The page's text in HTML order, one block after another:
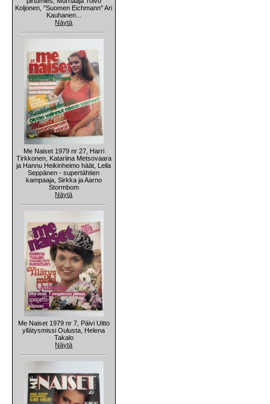
Koljonen, "Suomen Eichmann" Ari
Kauhanen...
Näytä
Me Naiset 1979 nr 27, Harri
Tirkkonen, Katariina Metsovaara
ja Hannu Heikinheimo häät, Leila
Seppänen - supertähtien
kampaaja, Sirkka ja Aarno
Stormbom
Näytä
Me Naiset 1979 nr 7, Päivi Uitto
yllätysmissi Oulusta, Helena
Takalo
Näytä